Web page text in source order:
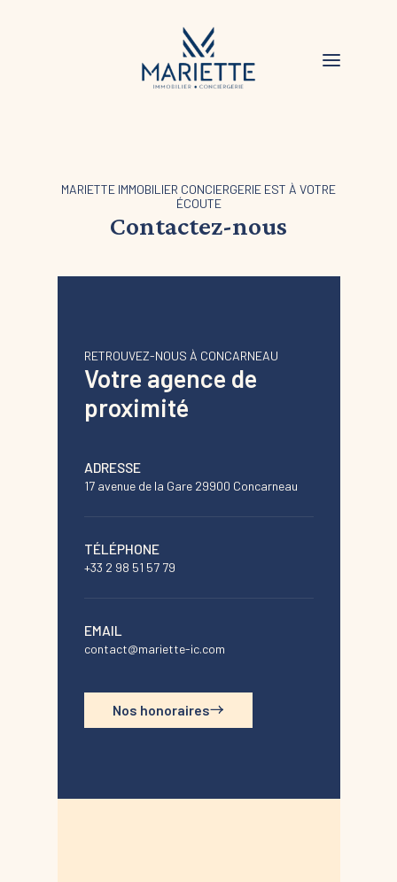
Contactez-nous
MARIETTE IMMOBILIER CONCIERGERIE EST À VOTRE
ÉCOUTE
Votre agence de
proximité
RETROUVEZ-NOUS À CONCARNEAU
ADRESSE
17 avenue de la Gare 29900 Concarneau
TÉLÉPHONE
+33 2 98 51 57 79
EMAIL
contact@mariette-ic.com
Nos honoraires